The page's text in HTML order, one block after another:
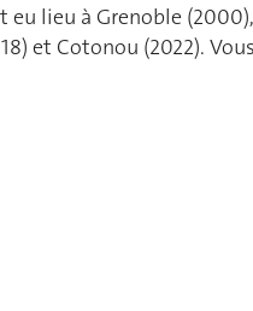
lieu à Grenoble
et Cotonou (2022).